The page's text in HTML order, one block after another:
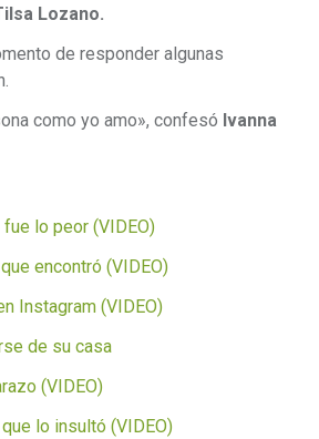
Lozano.
de responder algunas
como yo amo», confesó Ivanna
lo peor (VIDEO)
encontró (VIDEO)
Instagram (VIDEO)
de su casa
(VIDEO)
lo insultó (VIDEO)